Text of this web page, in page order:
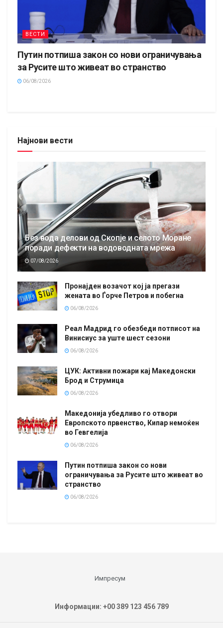
ВЕСТИ
Путин потпиша закон со нови ограничувања
за Русите што живеат во странство
06/08/2026
Најнови вести
Без вода делови од Скопје и селото Моране
поради дефекти на водоводната мрежа
07/08/2026
Пронајден возачот кој ја прегази
жената во Ѓорче Петров и побегна
06/08/2026
Реал Мадрид го обезбеди потписот на
Винисиус за уште шест сезони
06/08/2026
ЦУК: Активни пожари кај Македонски
Брод и Струмица
06/08/2026
Македонија убедливо го отвори
Европското првенство, Кипар немоќен
во Гевгелија
06/08/2026
Путин потпиша закон со нови
ограничувања за Русите што живеат во
странство
06/08/2026
Импресум
Информации: +00 389 123 456 789